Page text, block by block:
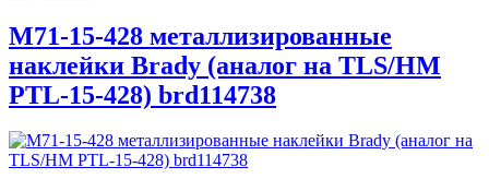
M71-15-428 металлизированные
наклейки Brady (аналог на TLS/HM
PTL-15-428) brd114738